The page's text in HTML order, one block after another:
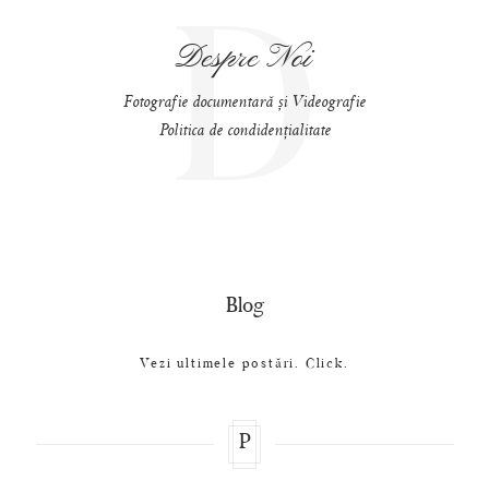
Despre Noi
D
Fotografie documentară și Videografie
Politica de condidențialitate
Blog
Vezi ultimele postări. Click.
P